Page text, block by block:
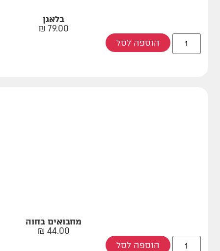
בלאגן
79.00
₪
הוספה לסל
מחבואים בחוה
44.00
₪
הוספה לסל